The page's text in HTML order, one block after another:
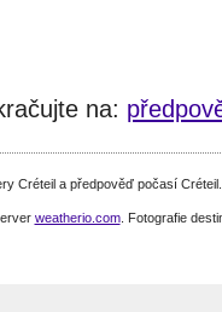
na:
Créteil a předpověď počasí
weatherio.com. Fotografie